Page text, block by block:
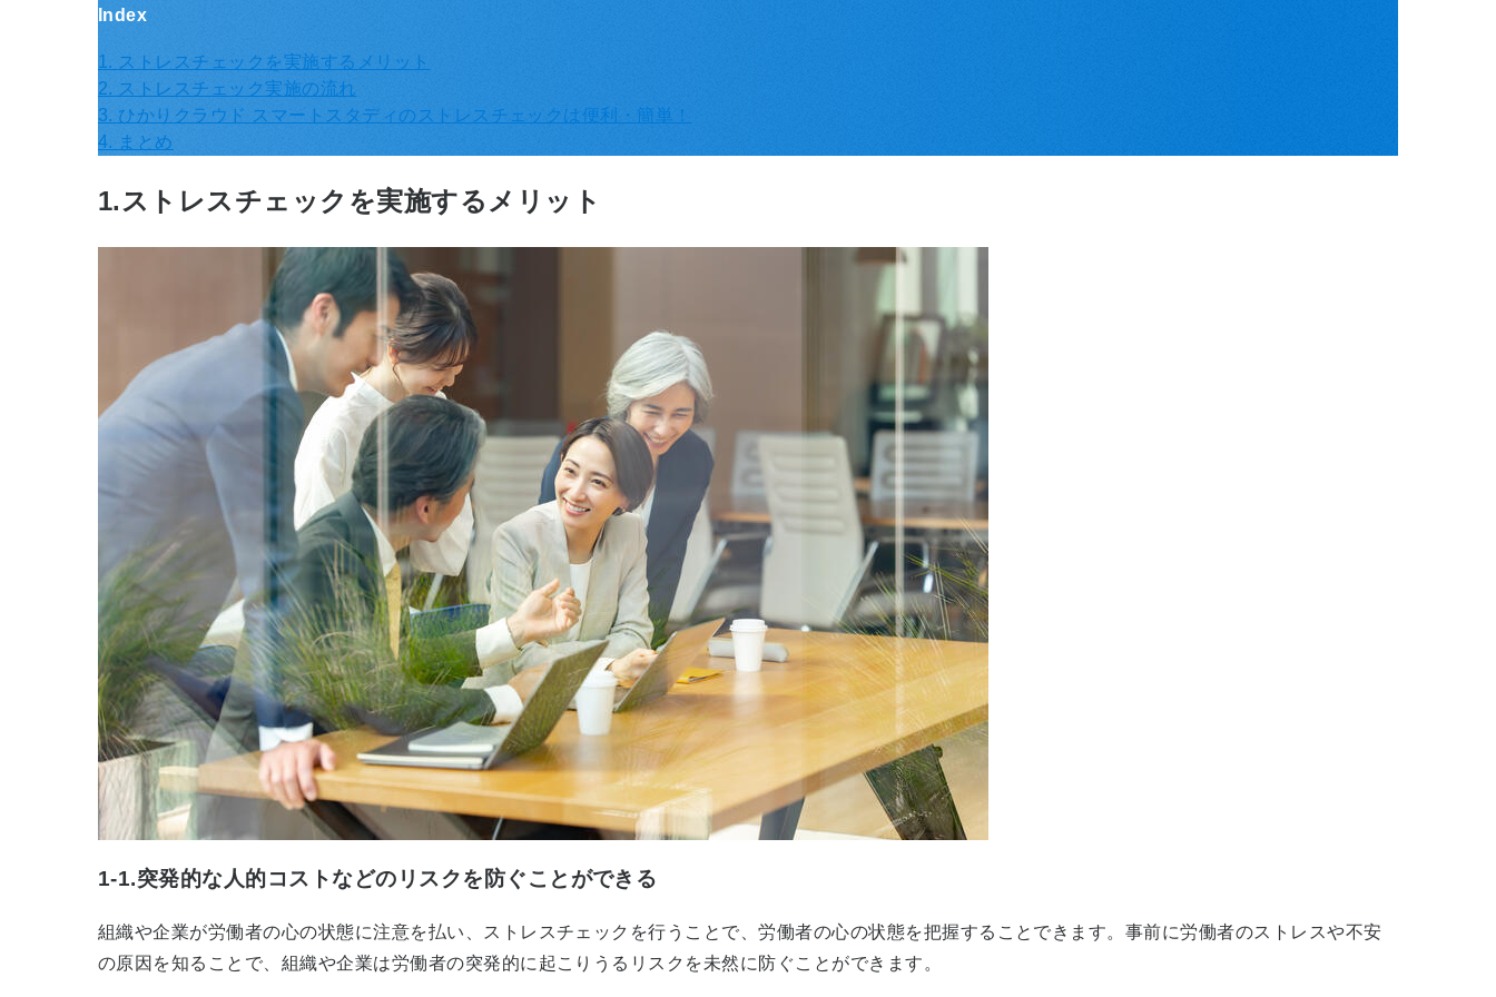
Index
1. ストレスチェックを実施するメリット
2. ストレスチェック実施の流れ
3. ひかりクラウド スマートスタディのストレスチェックは便利・簡単！
4. まとめ
1.ストレスチェックを実施するメリット
1-1.突発的な人的コストなどのリスクを防ぐことができる
組織や企業が労働者の心の状態に注意を払い、ストレスチェックを行うことで、労働者の心の状態を把握することできます。事前に労働者のストレスや不安
の原因を知ることで、組織や企業は労働者の突発的に起こりうるリスクを未然に防ぐことができます。